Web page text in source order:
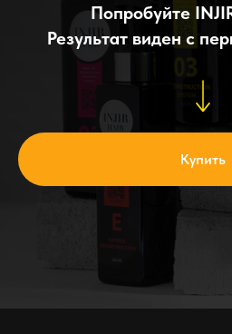
Попробуйте
Результат виден с
Купить